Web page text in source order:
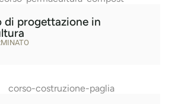
29-03-2026, Trecastelli e Varano
partecipare anche ai singoli weekend
di progettazione in